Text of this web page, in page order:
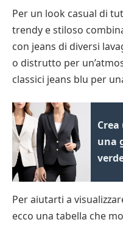
Per un look casual di
trendy e stiloso
con jeans di diversi
o distrutto per
classici jeans blu per
una
Per aiutarti a
ecco una tabella che